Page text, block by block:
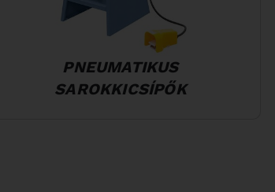
PNEUMATIKUS
SAROKKICSÍPŐK